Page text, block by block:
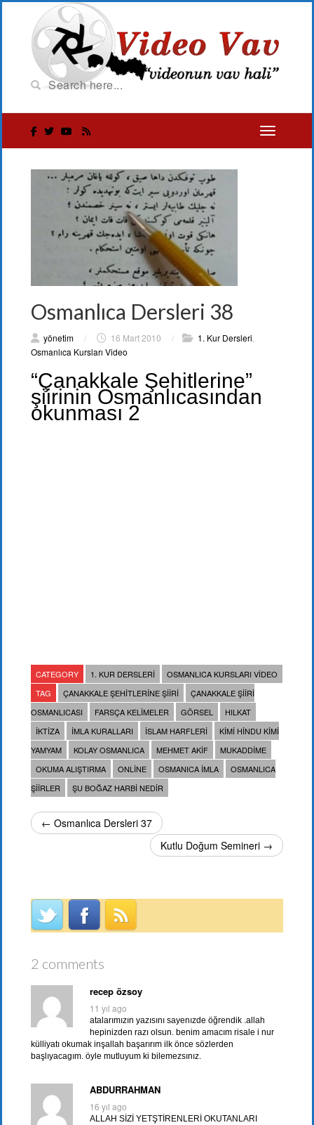
Osmanlıca Dersleri 38
yönetim / 16 Mart 2010 / 1. Kur Dersleri
Osmanlıca Kursları Video
“Çanakkale Şehitlerine”
şiirinin Osmanlıcasından
okunması 2
CATEGORY 1. KUR DERSLERI
OSMANLICA KURSLARI VIDEO
TAG
ÇANAKKALE ŞEHITLERINE ŞIIRI
ÇANAKKALE ŞIIRI
OSMANLICASI
FARSÇA KELIMELER GÖRSEL
HILKAT
IKTIZA
IMLA KURALLARI ISLAM HARFLERI
KIMI HINDU KIMI
YAMYAM
KOLAY OSMANLICA MEHMET AKIF
MUKADDIME
OKUMA ALIŞTIRMA
ONLINE OSMANICA IMLA
OSMANLICA
ŞIIRLER
ŞU BOĞAZ HARBI NEDIR
← Osmanlıca Dersleri 37
Kutlu Doğum Semineri →
2 comments
recep özsoy
11 yıl ago
atalarımızın yazısını sayenızde öğrendik .allah
hepinizden razı olsun. benim amacım risale i nur
külliyatı okumak inşallah başarırım ilk önce sözlerden
başlıyacagım. öyle mutluyum ki bilemezsınız.
ABDURRAHMAN
16 yıl ago
ALLAH SİZİ YETŞTİRENLERİ OKUTANLARI